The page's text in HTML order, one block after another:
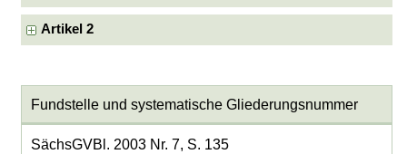
Artikel 2
Fundstelle und systematische Gliederungsnummer
SächsGVBl. 2003 Nr. 7, S. 135